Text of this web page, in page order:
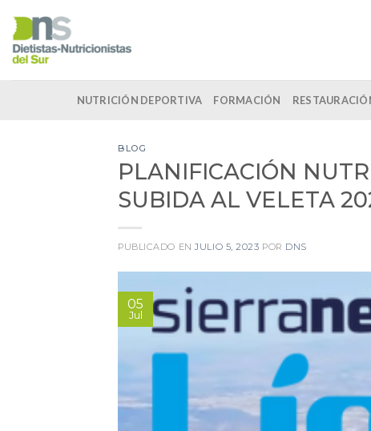
content
NUTRICIÓN DEPORTIVA FORMACIÓN
BLOG
PLANIFICACIÓN
SUBIDA AL VELETA
PUBLICADO ENJULIO 5, 2023 POR DNS
05
Jul